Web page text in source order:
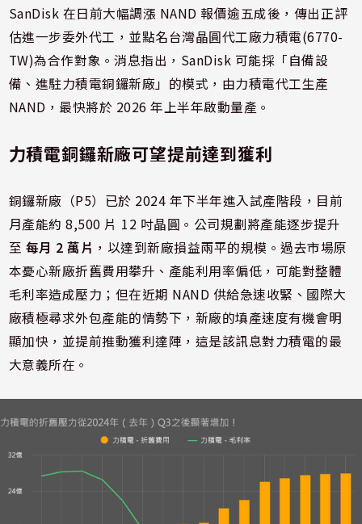
SanDisk 在日前大幅調漲 NAND 報價逾五成後，傳出正評
估進一步委外代工，並點名台灣晶圓代工廠力積電(6770-
TW)為合作對象。消息指出，SanDisk 可能採「自備設
備、進駐力積電銅鑼新廠」的模式，由力積電代工生產
NAND，最快將於 2026 年上半年啟動量產。
力積電銅鑼新廠可望提前達到獲利
銅鑼新廠（P5）已於 2024 年下半年進入試產階段，目前
月產能約 8,500 片 12 吋晶圓。公司規劃將產能逐步提升
至 每月 2 萬片 ，以達到新廠損益兩平的規模。過去市場原
本憂心新廠折舊費用攀升、產能利用率偏低，可能對整體
毛利率造成壓力；但在近期 NAND 供給急速收緊、國際大
廠積極尋求外包產能的情勢下，新廠的填產速度有機會明
顯加快，並提前推動獲利達陣，這是該訊息對力積電的最
大意義所在。